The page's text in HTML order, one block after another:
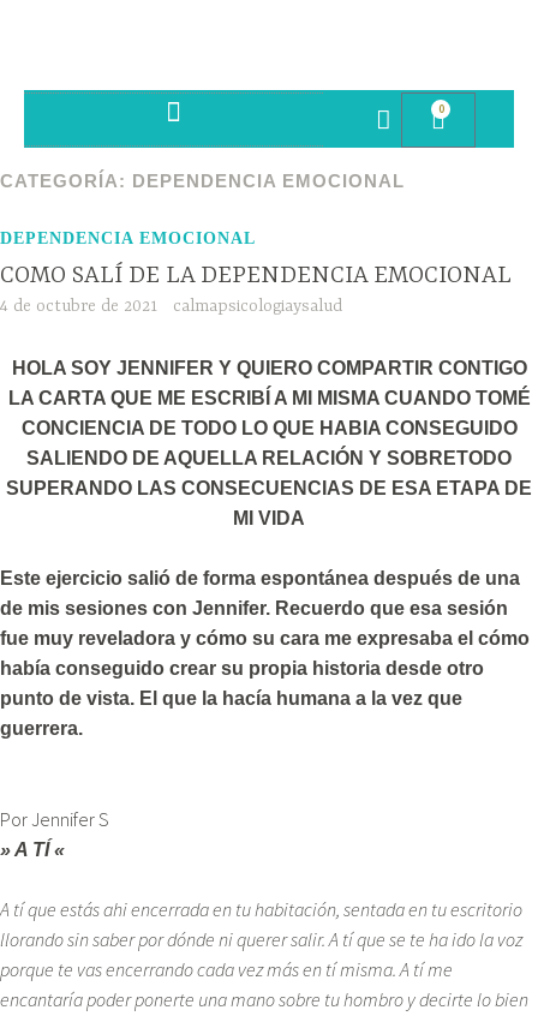
0
CATEGORÍA: DEPENDENCIA EMOCIONAL
DEPENDENCIA EMOCIONAL
COMO SALÍ DE LA DEPENDENCIA EMOCIONAL
4 de octubre de 2021 calmapsicologiaysalud
HOLA SOY JENNIFER Y QUIERO COMPARTIR CONTIGO
LA CARTA QUE ME ESCRIBÍ A MI MISMA CUANDO TOMÉ
CONCIENCIA DE TODO LO QUE HABIA CONSEGUIDO
SALIENDO DE AQUELLA RELACIÓN Y SOBRETODO
SUPERANDO LAS CONSECUENCIAS DE ESA ETAPA DE
MI VIDA
Este ejercicio salió de forma espontánea después de una
de mis sesiones con Jennifer. Recuerdo que esa sesión
fue muy reveladora y cómo su cara me expresaba el cómo
había conseguido crear su propia historia desde otro
punto de vista. El que la hacía humana a la vez que
guerrera.
Por Jennifer S
» A TÍ «
A tí que estás ahi encerrada en tu habitación, sentada en tu escritorio
llorando sin saber por dónde ni querer salir. A tí que se te ha ido la voz
porque te vas encerrando cada vez más en tí misma. A tí me
encantaría poder ponerte una mano sobre tu hombro y decirte lo bien